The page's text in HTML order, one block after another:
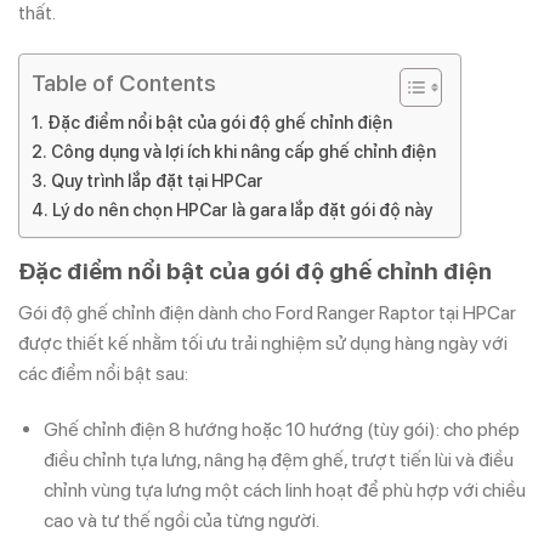
thất.
Table of Contents
Đặc điểm nổi bật của gói độ ghế chỉnh điện
Công dụng và lợi ích khi nâng cấp ghế chỉnh điện
Quy trình lắp đặt tại HPCar
Lý do nên chọn HPCar là gara lắp đặt gói độ này
Đặc điểm nổi bật của gói độ ghế chỉnh điện
Gói độ ghế chỉnh điện dành cho Ford Ranger Raptor tại HPCar
được thiết kế nhằm tối ưu trải nghiệm sử dụng hàng ngày với
các điểm nổi bật sau:
Ghế chỉnh điện 8 hướng hoặc 10 hướng (tùy gói): cho phép
điều chỉnh tựa lưng, nâng hạ đệm ghế, trượt tiến lùi và điều
chỉnh vùng tựa lưng một cách linh hoạt để phù hợp với chiều
cao và tư thế ngồi của từng người.